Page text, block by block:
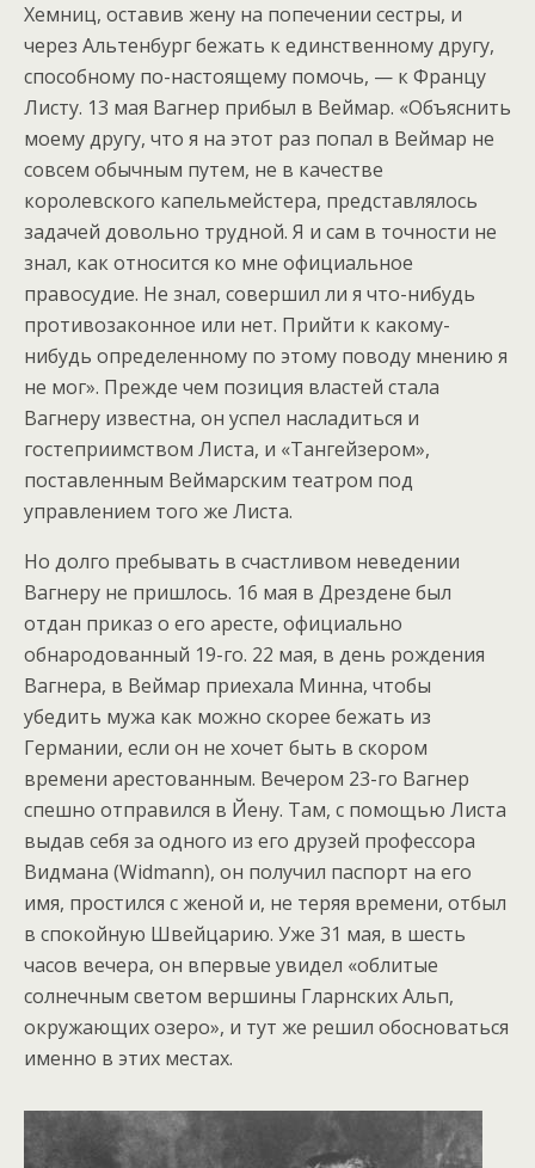
Хемниц, оставив жену на попечении сестры, и
через Альтенбург бежать к единственному другу,
способному по-настоящему помочь, — к Францу
Листу. 13 мая Вагнер прибыл в Веймар. «Объяснить
моему другу, что я на этот раз попал в Веймар не
совсем обычным путем, не в качестве
королевского капельмейстера, представлялось
задачей довольно трудной. Я и сам в точности не
знал, как относится ко мне официальное
правосудие. Не знал, совершил ли я что-нибудь
противозаконное или нет. Прийти к какому-
нибудь определенному по этому поводу мнению я
не мог». Прежде чем позиция властей стала
Вагнеру известна, он успел насладиться и
гостеприимством Листа, и «Тангейзером»,
поставленным Веймарским театром под
управлением того же Листа.
Но долго пребывать в счастливом неведении
Вагнеру не пришлось. 16 мая в Дрездене был
отдан приказ о его аресте, официально
обнародованный 19-го. 22 мая, в день рождения
Вагнера, в Веймар приехала Минна, чтобы
убедить мужа как можно скорее бежать из
Германии, если он не хочет быть в скором
времени арестованным. Вечером 23-го Вагнер
спешно отправился в Йену. Там, с помощью Листа
выдав себя за одного из его друзей профессора
Видмана (Widmann), он получил паспорт на его
имя, простился с женой и, не теряя времени, отбыл
в спокойную Швейцарию. Уже 31 мая, в шесть
часов вечера, он впервые увидел «облитые
солнечным светом вершины Гларнских Альп,
окружающих озеро», и тут же решил обосноваться
именно в этих местах.